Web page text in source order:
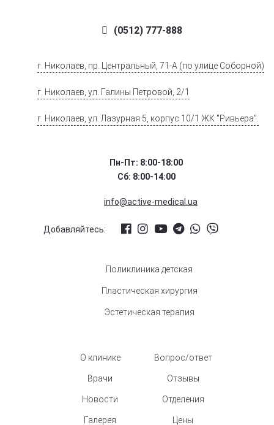
(0512) 777-888
г. Николаев, пр. Центральный, 71-А (по улице Соборной)
г. Николаев, ул. Галины Петровой, 2/1
г. Николаев, ул. Лазурная 5, корпус 10/1 ЖК "Ривьера".
Пн-Пт: 8:00-18:00
Сб: 8:00-14:00
info@active-medical.ua
Добавляйтесь:
Поликлиника детская
Пластическая хирургия
Эстетическая терапия
О клинике
Врачи
Новости
Галерея
Вопрос/ответ
Отзывы
Отделения
Цены